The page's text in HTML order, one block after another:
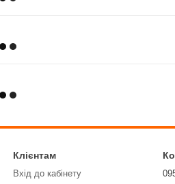
Клієнтам
Вхід до кабінету